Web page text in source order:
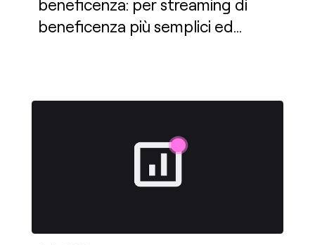
beneficenza: per streaming di
beneficenza più semplici ed